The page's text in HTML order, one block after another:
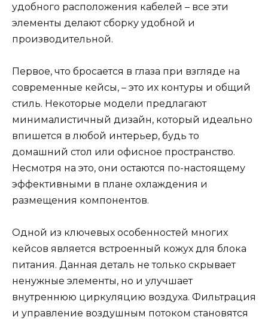
удобного расположения кабелей – все эти
элементы делают сборку удобной и
производительной.
Первое, что бросается в глаза при взгляде на
современные кейсы, – это их контуры и общий
стиль. Некоторые модели предлагают
минималистичный дизайн, который идеально
впишется в любой интерьер, будь то
домашний стол или офисное пространство.
Несмотря на это, они остаются по-настоящему
эффективными в плане охлаждения и
размещения компонентов.
Одной из ключевых особенностей многих
кейсов является встроенный кожух для блока
питания. Данная деталь не только скрывает
ненужные элементы, но и улучшает
внутреннюю циркуляцию воздуха. Фильтрация
и управление воздушным потоком становятся